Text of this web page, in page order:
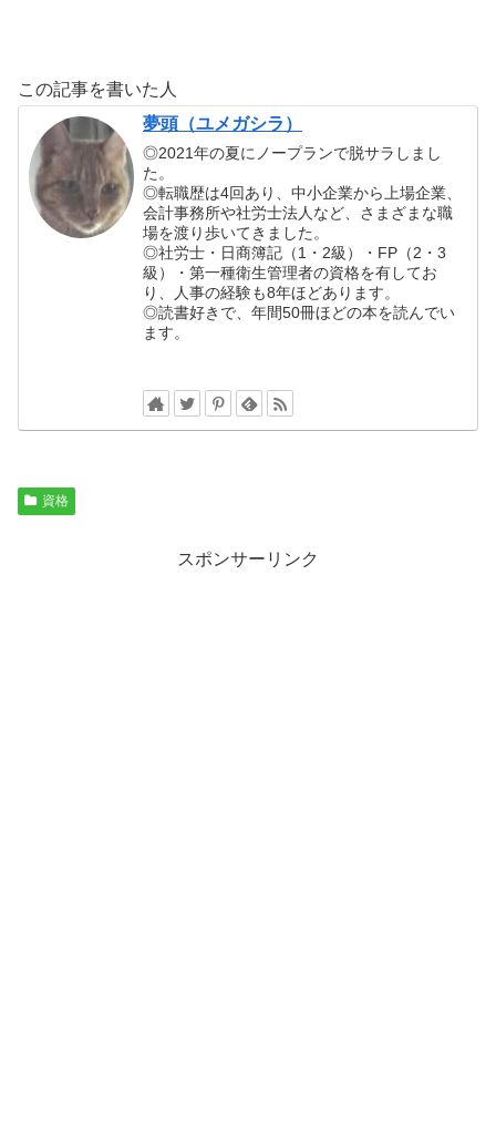
この記事を書いた人
夢頭（ユメガシラ）
◎2021年の夏にノープランで脱サラしまし
た。
◎転職歴は4回あり、中小企業から上場企業、
会計事務所や社労士法人など、さまざまな職
場を渡り歩いてきました。
◎社労士・日商簿記（1・2級）・FP（2・3
級）・第一種衛生管理者の資格を有してお
り、人事の経験も8年ほどあります。
◎読書好きで、年間50冊ほどの本を読んでい
ます。
資格
スポンサーリンク